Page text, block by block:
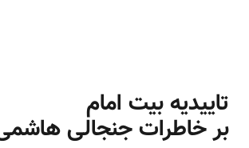
تاییدیه بیت امام
بر خاطرات جنجالی